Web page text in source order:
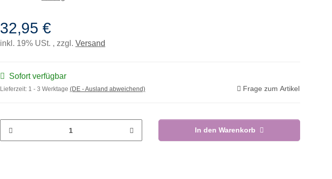
32,95 €
inkl. 19% USt. , zzgl. Versand
Sofort verfügbar
Lieferzeit: 1 - 3 Werktage (DE - Ausland abweichend) Frage zum Artikel
In den Warenkorb